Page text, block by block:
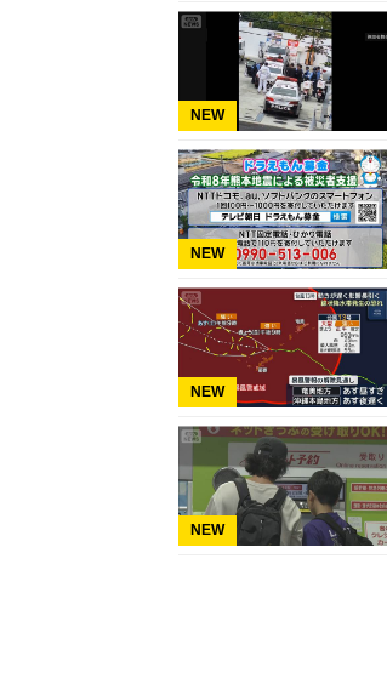
NEW
NEW
NEW
NEW